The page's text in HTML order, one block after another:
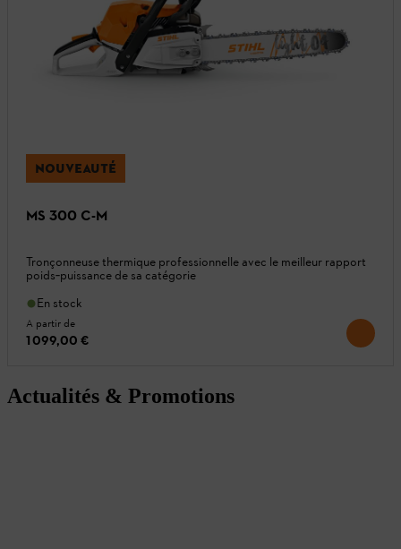
NOUVEAUTÉ
MS 300 C-M
Tronçonneuse thermique professionnelle avec le meilleur rapport
poids‑puissance de sa catégorie
En stock
A partir de
1 099,00 €
Actualités & Promotions